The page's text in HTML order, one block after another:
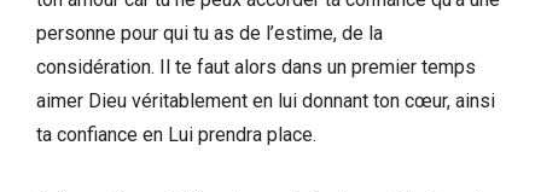
personne pour qui tu as de l’estime, de la
considération. Il te faut alors dans un premier temps
aimer Dieu véritablement en lui donnant ton cœur, ainsi
ta confiance en Lui prendra place.